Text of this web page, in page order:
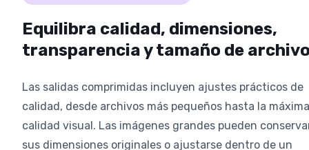
Equilibra calidad, dimensiones,
transparencia y tamaño de
Las salidas comprimidas incluyen ajustes prácticos de
calidad, desde archivos más pequeños hasta la máxima
calidad visual. Las imágenes grandes pueden
sus dimensiones originales o ajustarse dentro de un